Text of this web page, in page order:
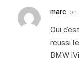
marc on
Oui
reussi
BMW